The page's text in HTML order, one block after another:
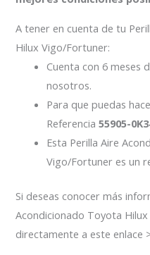
A tener en cuenta de tu
Hilux Vigo/Fortuner:
Cuenta con 6 meses
nosotros.
Para que puedas
Referencia55905-
Esta Perilla Aire
Vigo/Fortuner es un
Si deseas conocer más
Acondicionado Toyota
directamente a este enlace